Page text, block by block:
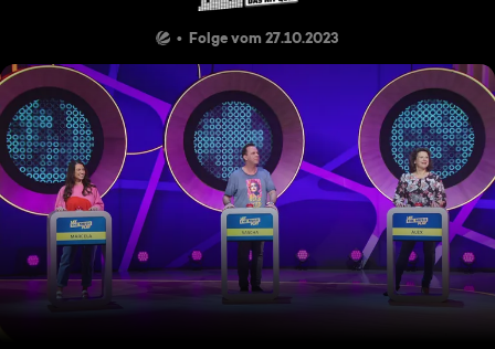
Folge vom 27.10.2023